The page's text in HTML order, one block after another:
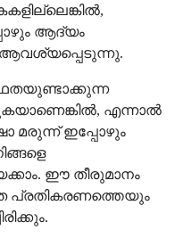
ആദ്യം
ആവശ്യപ്പെടുന്നു.
എന്നാൽ
മരുന്ന് ഇപ്പോഴും
ഈ തീരുമാനം
പ്രതികരണത്തെയും